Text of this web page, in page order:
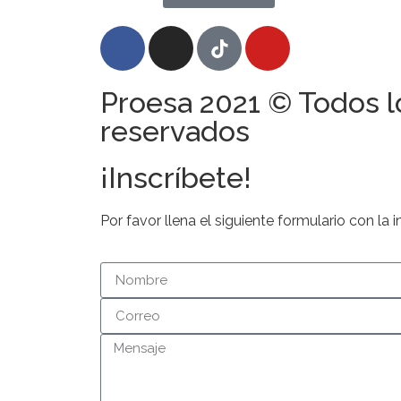
Proesa 2021 © Todos
reservados
¡Inscríbete!
Por favor llena el siguiente formulario con la